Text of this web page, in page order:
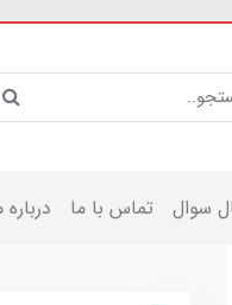
سوال تماس با ما درباره